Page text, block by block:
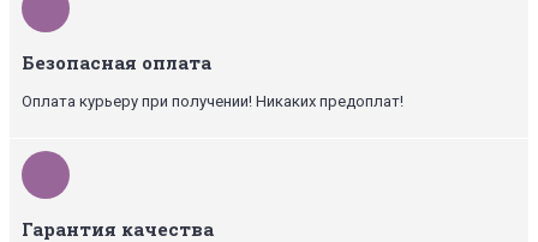
Безопасная оплата
Оплата курьеру при получении! Никаких предоплат!
Гарантия качества